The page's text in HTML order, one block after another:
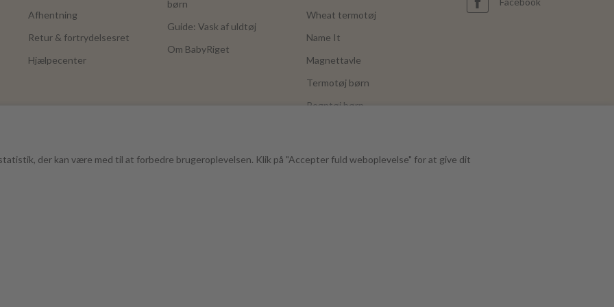
der kan være med til at forbedre brugeroplevelsen. Klik på "Accepter fuld weboplevelse" for at give dit
Afhentning
Retur & fortrydelsesret
Hjælpecenter
børn
Guide: Vask af uldtøj
Om BabyRiget
Wheat termotøj
Name It
Magnettavle
Termotøj børn
Regntøj børn